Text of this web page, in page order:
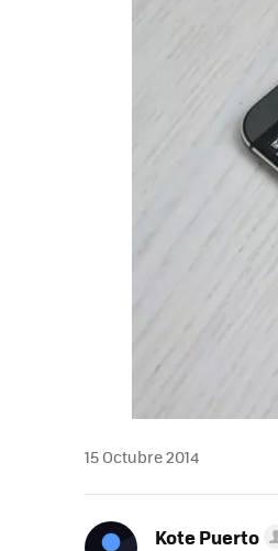
15 Octubre 2014
Kote Puerto